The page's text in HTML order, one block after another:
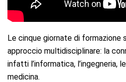
Le cinque giornate di formazione
approccio multidisciplinare: la
infatti l’informatica, l’ingegneria,
medicina.